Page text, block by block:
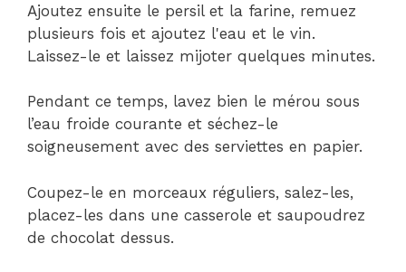
Ajoutez ensuite le persil et la farine, remuez
plusieurs fois et ajoutez l'eau et le vin.
Laissez-le et laissez mijoter quelques minutes.
Pendant ce temps, lavez bien le mérou sous
l’eau froide courante et séchez-le
soigneusement avec des serviettes en papier.
Coupez-le en morceaux réguliers, salez-les,
placez-les dans une casserole et saupoudrez
de chocolat dessus.